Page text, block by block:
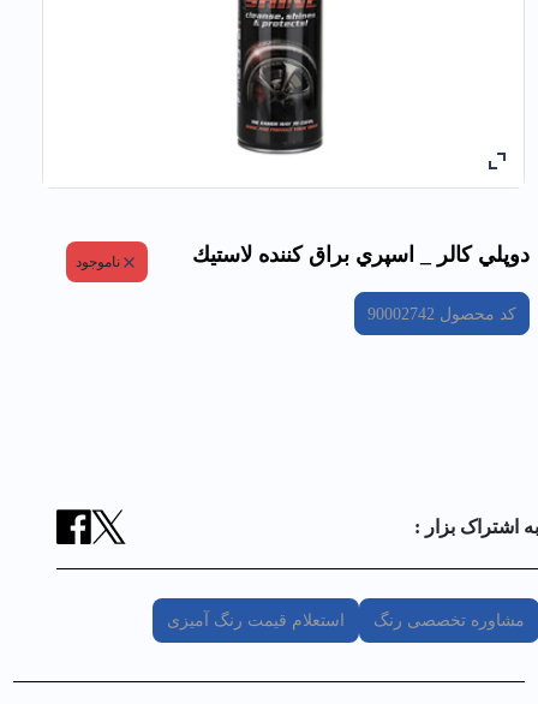
دوپلي كالر _ اسپري براق كننده لاستيك ناموجود
کد محصول90002742
به اشتراک بزار :
مشاوره تخصصی رنگ استعلام قیمت رنگ آمیزی